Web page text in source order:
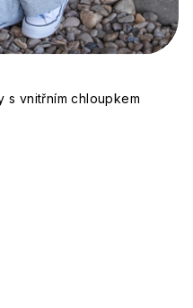
vnitřním chloupkem